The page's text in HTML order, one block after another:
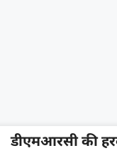
डीएमआरसी की